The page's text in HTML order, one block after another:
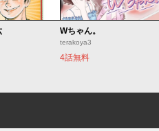
Wちゃん。
terakoya3
4話無料